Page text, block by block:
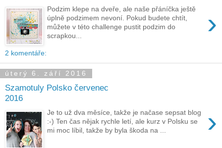
›
Podzim klepe na dveře, ale naše přáníčka ještě
úplně podzimem nevoní. Pokud budete chtít,
můžete v této challenge pustit podzim do
scrapkou...
2 komentáře:
úterý 6. září 2016
Szamotuly Polsko červenec
2016
›
Je to už dva měsíce, takže je načase sepsat blog
:-) Ten čas nějak rychle letí, ale kurz v Polsku se
mi moc líbil, takže by byla škoda na ...